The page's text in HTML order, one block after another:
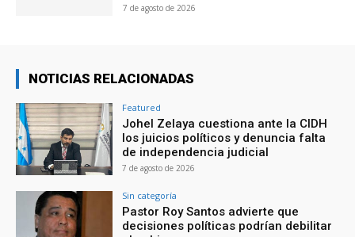
7 de agosto de 2026
NOTICIAS RELACIONADAS
Featured
Johel Zelaya cuestiona ante la CIDH
los juicios políticos y denuncia falta
de independencia judicial
7 de agosto de 2026
Sin categoría
Pastor Roy Santos advierte que
decisiones políticas podrían debilitar